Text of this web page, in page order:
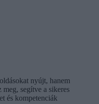
nyújt, hanem
segítve a sikeres
és kompetenciák